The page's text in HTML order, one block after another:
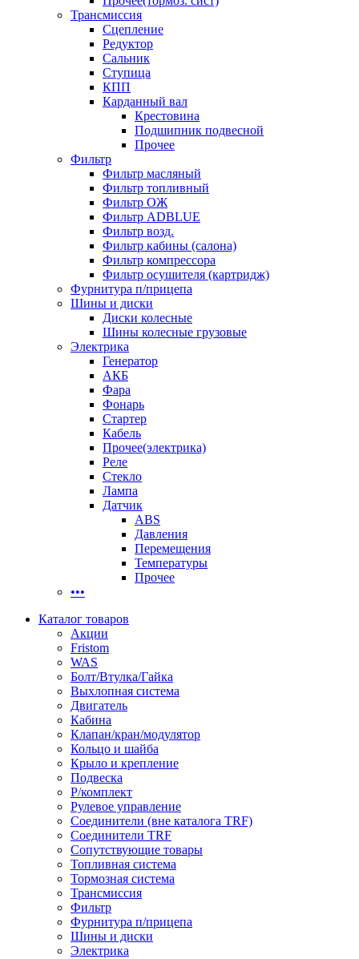
Трансмиссия
Сцепление
Редуктор
Сальник
Ступица
КПП
Карданный вал
Крестовина
Подшипник подвесной
Прочее
Фильтр
Фильтр масляный
Фильтр топливный
Фильтр ОЖ
Фильтр ADBLUE
Фильтр возд.
Фильтр кабины (салона)
Фильтр компрессора
Фильтр осушителя (картридж)
Фурнитура п/прицепа
Шины и диски
Диски колесные
Шины колесные грузовые
Электрика
Генератор
АКБ
Фара
Фонарь
Стартер
Кабель
Прочее(электрика)
Реле
Стекло
Лампа
Датчик
ABS
Давления
Перемещения
Температуры
Прочее
•••
Каталог товаров
Акции
Fristom
WAS
Болт/Втулка/Гайка
Выхлопная система
Двигатель
Кабина
Клапан/кран/модулятор
Кольцо и шайба
Крыло и крепление
Подвеска
Р/комплект
Рулевое управление
Соединители (вне каталога TRF)
Соединители TRF
Сопутствующие товары
Топливная система
Тормозная система
Трансмиссия
Фильтр
Фурнитура п/прицепа
Шины и диски
Электрика